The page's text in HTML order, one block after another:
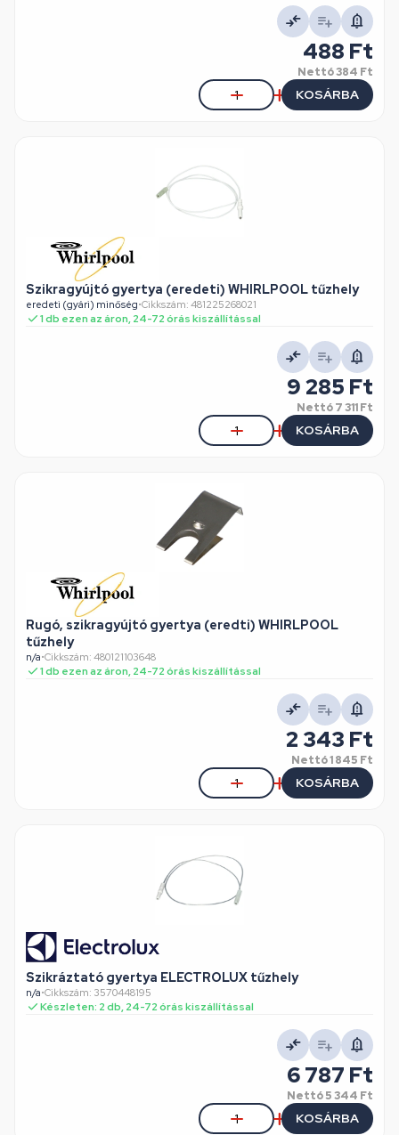
488 Ft
Nettó384 Ft
KOSÁRBA
Szikragyújtó gyertya (eredeti) WHIRLPOOL tűzhely
eredeti (gyári) minőség•Cikkszám: 481225268021
1 db ezen az áron, 24-72 órás kiszállítással
9 285 Ft
Nettó7 311 Ft
KOSÁRBA
Rugó, szikragyújtó gyertya (eredti) WHIRLPOOL
tűzhely
n/a•Cikkszám: 480121103648
1 db ezen az áron, 24-72 órás kiszállítással
2 343 Ft
Nettó1 845 Ft
KOSÁRBA
Szikráztató gyertya ELECTROLUX tűzhely
n/a•Cikkszám: 3570448195
Készleten: 2 db, 24-72 órás kiszállítással
6 787 Ft
Nettó5 344 Ft
KOSÁRBA